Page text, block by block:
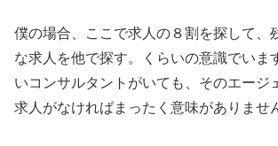
僕の場合、ここで求人の８割を探して、
な求人を他で探す。くらいの意識でいま
いコンサルタントがいても、そのエージ
求人がなければまったく意味がありませ